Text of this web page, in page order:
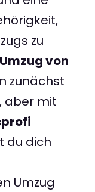
zu
Umzug von
zunächst
aber mit
du dich
Umzug